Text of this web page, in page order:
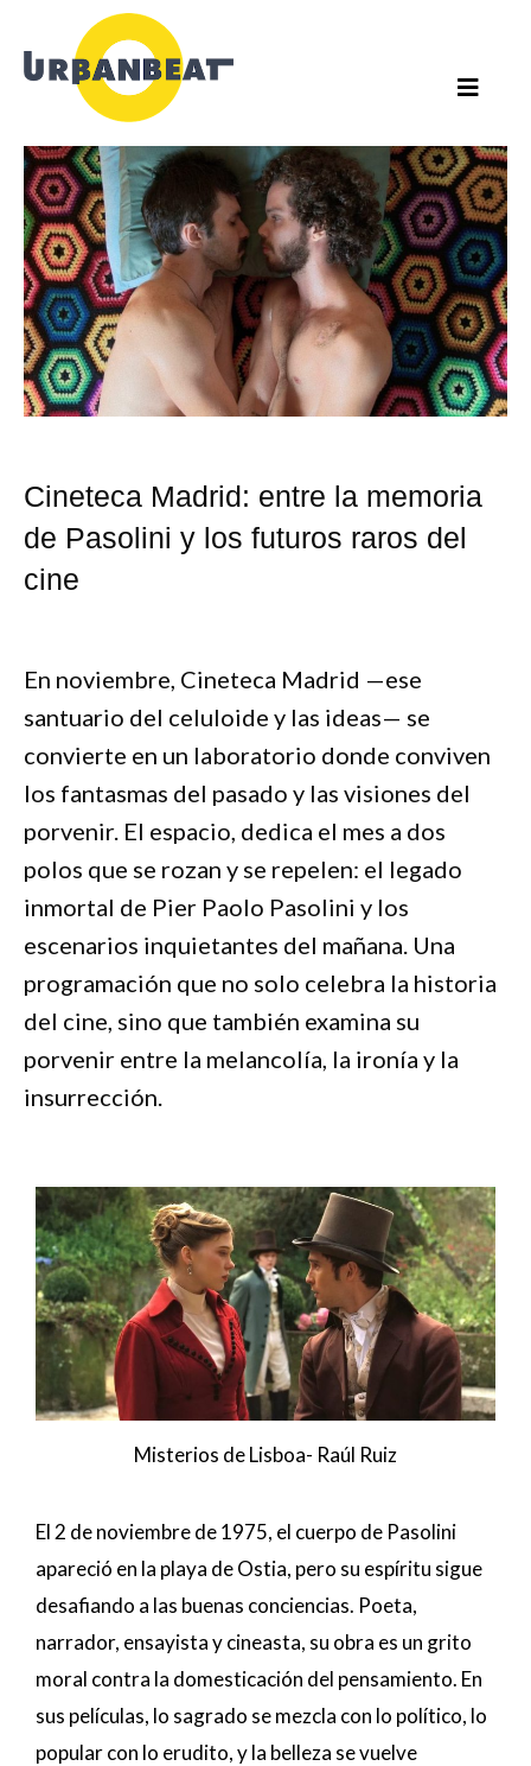
contenido
Cineteca Madrid: entre la memoria
de Pasolini y los futuros raros del
cine
En noviembre, Cineteca Madrid —ese
santuario del celuloide y las ideas— se
convierte en un laboratorio donde conviven
los fantasmas del pasado y las visiones del
porvenir. El espacio, dedica el mes a dos
polos que se rozan y se repelen: el legado
inmortal de Pier Paolo Pasolini y los
escenarios inquietantes del mañana. Una
programación que no solo celebra la historia
del cine, sino que también examina su
porvenir entre la melancolía, la ironía y la
insurrección.
Misterios de Lisboa- Raúl Ruiz
El 2 de noviembre de 1975, el cuerpo de Pasolini
apareció en la playa de Ostia, pero su espíritu sigue
desafiando a las buenas conciencias. Poeta,
narrador, ensayista y cineasta, su obra es un grito
moral contra la domesticación del pensamiento. En
sus películas, lo sagrado se mezcla con lo político, lo
popular con lo erudito, y la belleza se vuelve